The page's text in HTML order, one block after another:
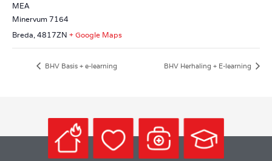
MEA
Minervum 7164
Breda, 4817ZN + Google Maps
BHV Basis + e-learning BHV Herhaling + E-learning